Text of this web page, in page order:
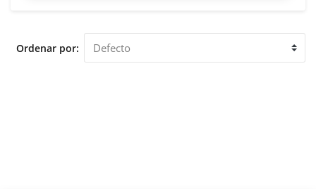
Province, Spain para asesorarle y ayudarle a visitar las
propiedades que seleccionó.
Ordenar por: